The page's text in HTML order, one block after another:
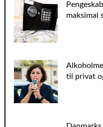
maksimal
til privat